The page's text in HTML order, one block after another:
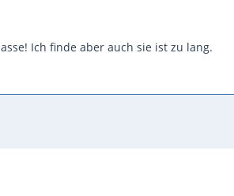
Ich finde aber auch sie ist zu lang.